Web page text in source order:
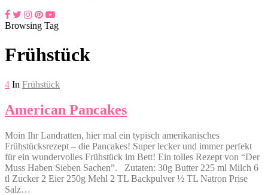
Browsing Tag
Frühstück
4 In Frühstück
American Pancakes
Moin Ihr Landratten, hier mal ein typisch amerikanisches
Frühstücksrezept – die Pancakes! Super lecker und immer perfekt
für ein wundervolles Frühstück im Bett! Ein tolles Rezept von “Der
Muss Haben Sieben Sachen”. Zutaten: 30g Butter 225 ml Milch 6
tl Zucker 2 Eier 250g Mehl 2 TL Backpulver ½ TL Natron Prise
Salz…